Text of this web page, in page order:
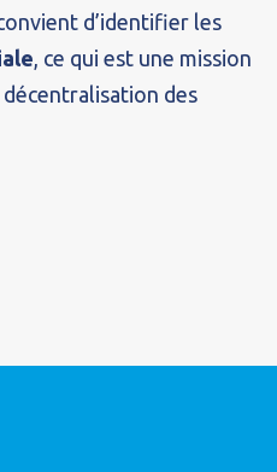
d’identifier les
, ce qui est une mission
décentralisation des